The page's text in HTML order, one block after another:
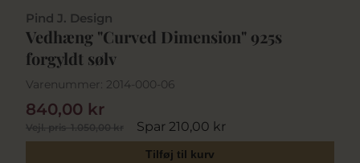
Pind J. Design
Vedhæng "Curved Dimension" 925s
forgyldt sølv
Varenummer: 2014-000-06
Vejl. pris1.050,00 kr Spar 210,00 kr
840,00 kr
Tilføj til kurv